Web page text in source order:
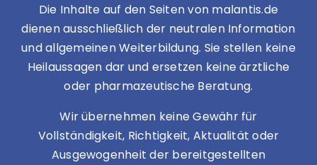
Die Inhalte auf den Seiten von malantis.de
dienen ausschließlich der neutralen Information
und allgemeinen Weiterbildung. Sie stellen keine
Heilaussagen dar und ersetzen keine ärztliche
oder pharmazeutische Beratung.
Wir übernehmen keine Gewähr für
Vollständigkeit, Richtigkeit, Aktualität oder
Ausgewogenheit der bereitgestellten